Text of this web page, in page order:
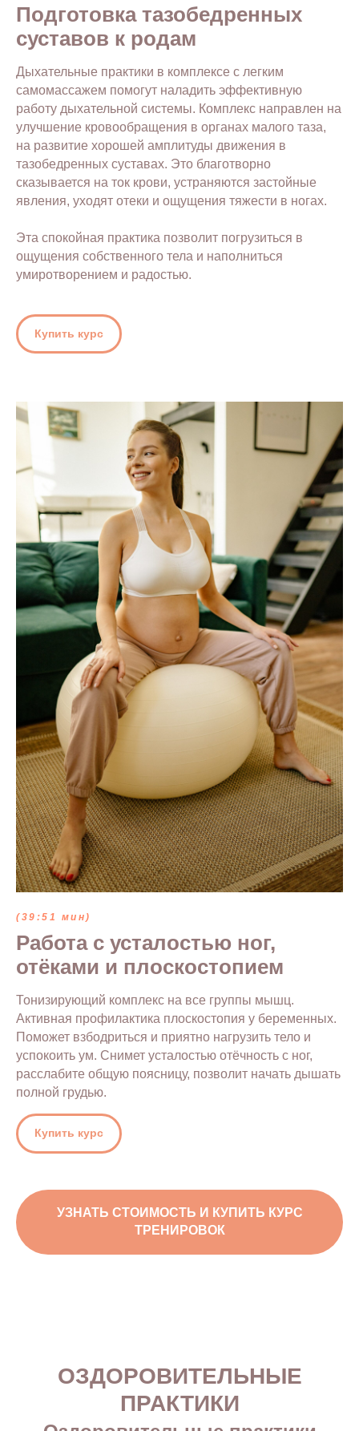
Подготовка тазобедренных
суставов к родам
Дыхательные практики в комплексе с легким
самомассажем помогут наладить эффективную
работу дыхательной системы. Комплекс направлен на
улучшение кровообращения в органах малого таза,
на развитие хорошей амплитуды движения в
тазобедренных суставах. Это благотворно
сказывается на ток крови, устраняются застойные
явления, уходят отеки и ощущения тяжести в ногах.
Эта спокойная практика позволит погрузиться в
ощущения собственного тела и наполниться
умиротворением и радостью.
Купить курс
(39:51 мин)
Работа с усталостью ног,
отёками и плоскостопием
Тонизирующий комплекс на все группы мышц.
Активная профилактика плоскостопия у беременных.
Поможет взбодриться и приятно нагрузить тело и
успокоить ум. Снимет усталостью отёчность с ног,
расслабите общую поясницу, позволит начать дышать
полной грудью.
Купить курс
УЗНАТЬ СТОИМОСТЬ И КУПИТЬ КУРС
ТРЕНИРОВОК
ОЗДОРОВИТЕЛЬНЫЕ
ПРАКТИКИ